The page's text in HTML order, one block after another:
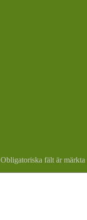
Obligatoriska fält är märkta